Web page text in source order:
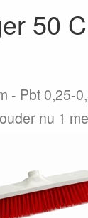
50
- Pbt 0,25-
nu 1